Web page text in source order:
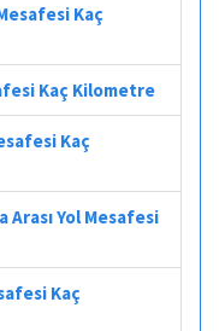
Kaç
Kaç Kilometre
Kaç
Yol Mesafesi
Kaç